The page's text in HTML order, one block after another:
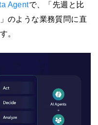
Agentで、「先週と比
のような業務質問に直
。